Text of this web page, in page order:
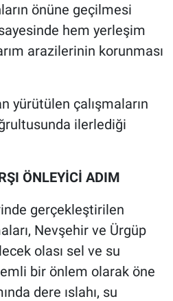
önüne geçilmesi
hem yerleşim
arazilerinin korunması
yürütülen çalışmaların
ilerlediği
ÖNLEYİCİ ADIM
gerçekleştirilen
Nevşehir ve Ürgüp
olası sel ve su
bir önlem olarak öne
dere ıslahı, su